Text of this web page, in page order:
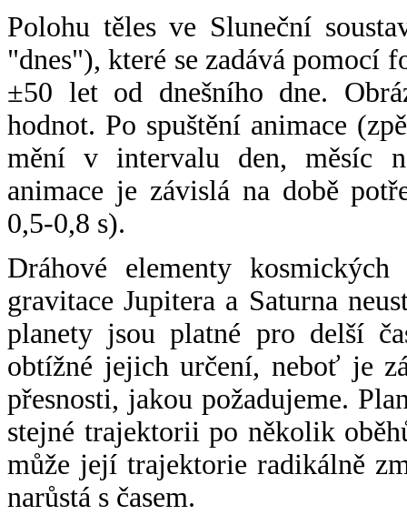
Polohu těles ve Sluneční
"dnes"), které se zadává pomocí
±50 let od dnešního dne.
hodnot. Po spuštění animace
mění v intervalu den, měsíc
animace je závislá na době
0,5-0,8 s).
Dráhové elementy
gravitace Jupitera a Saturna
planety jsou platné pro delší
obtížné jejich určení, neboť je
přesnosti, jakou požadujeme.
stejné trajektorii po několik
může její trajektorie radikálně
narůstá s časem.